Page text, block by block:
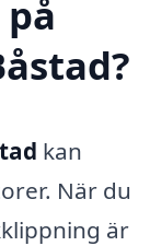
kan
När du
är